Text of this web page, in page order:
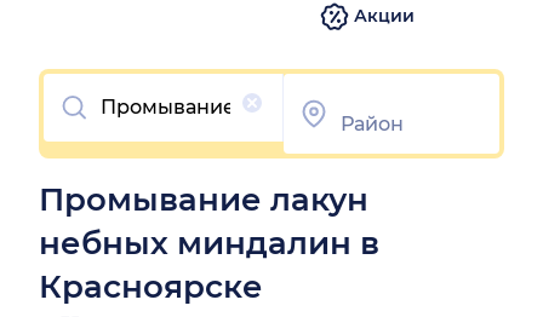
Акции
Очистить
Промывание лакун
небных миндалин в
Красноярске